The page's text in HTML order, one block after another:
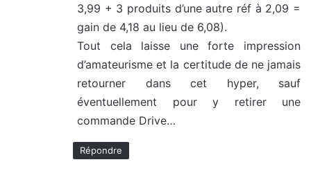
3,99 + 3 produits d’une autre réf à 2,09 =
gain de 4,18 au lieu de 6,08).
Tout cela laisse une forte impression
d’amateurisme et la certitude de ne jamais
retourner dans cet hyper, sauf
éventuellement pour y retirer une
commande Drive…
Répondre